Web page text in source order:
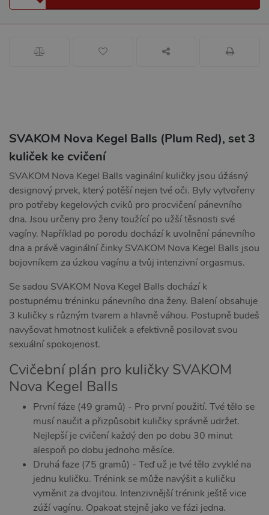
SVAKOM Nova Kegel Balls (Plum Red), set 3
kuliček ke cvičení
SVAKOM Nova Kegel Balls vaginální kuličky jsou úžásný
designový prvek, který potěší nejen tvé oči. Byly vytvořeny
pro potřeby kegelových cviků pro procvičení pánevního
dna. Jsou určeny pro ženy toužící po užší těsnosti své
vagíny. Například po porodu dochází k uvolnění pánevního
dna a právě vaginální činky SVAKOM Nova Kegel Balls jsou
bojovníkem za úzkou vagínu a tvůj intenzivní orgasmus.
Se sadou SVAKOM Nova Kegel Balls dochází k
postupnému tréninku pánevního dna ženy. Balení obsahuje
3 kuličky s různým tvarem a hlavně váhou. Postupně budeš
navyšovat hmotnost kuliček a efektivně posilovat svou
sexuální spokojenost.
Cvičební plán pro kuličky SVAKOM
Nova Kegel Balls
První fáze (49 gramů) - Pro první použití. Tvé tělo se
musí naučit a přizpůsobit kuličky správně udržet.
Nejlepší je cvičení každý den po dobu 30 minut
alespoň po dobu jednoho měsíce.
Druhá faze (75 gramů) - Teď už je tvé tělo zvyklé na
jednu kuličku. Trénink se může navýšit a kuličku
vyměnit za dvojitou. Intenzivnější trénink ještě vice
zúží vagínu. Opakoat stejně jako ve fázi jedna.